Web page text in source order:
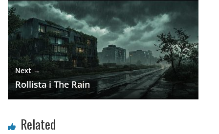
Next →
Rollista i The Rain
Related